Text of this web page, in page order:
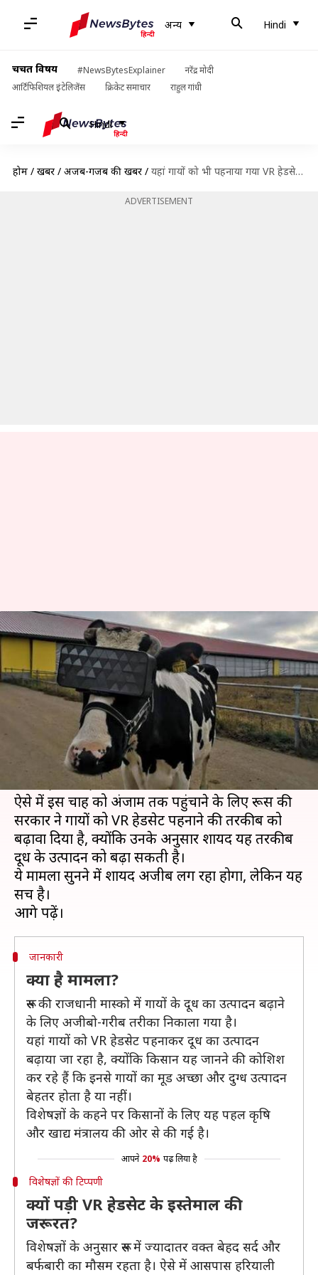
अन्य Hindi
चर्चित विषय #NewsBytesExplainer
नरेंद्र मोदी
आर्टिफिशियल इंटेलिजेंस
क्रिकेट समाचार राहुल गांधी
Hindi
होम / खबरें / अजब-गजब की खबरें / यहां गायों को भी पहनाया गया VR हेडसेट, जानें क्या है वजह
ADVERTISEMENT
यहां गायों को भी पहनाया गया VR
हेडसेट, जानें क्या है वजह
लेखन अंजली Nov 28, 2019 09:45 pm
दुनिया में कई किसान ऐसे हैं, जो गायों को पालकर उनकी
देखभाल करते हैं व बदले में उनसे अच्छे दूध के उत्पादन
की चाह रखते हैं।
ऐसे में इस चाह को अंजाम तक पहुंचाने के लिए रूस की
सरकार ने गायों को VR हेडसेट पहनाने की तरकीब को
बढ़ावा दिया है, क्योंकि उनके अनुसार शायद यह तरकीब
दूध के उत्पादन को बढ़ा सकती है।
ये मामला सुनने में शायद अजीब लग रहा होगा, लेकिन यह
सच है।
जानकारी
क्या है मामला?
रूस की राजधानी मास्को में गायों के दूध का उत्पादन बढ़ाने
के लिए अजीबो-गरीब तरीका निकाला गया है।
यहां गायों को VR हेडसेट पहनाकर दूध का उत्पादन
बढ़ाया जा रहा है, क्योंकि किसान यह जानने की कोशिश
कर रहे हैं कि इनसे गायों का मूड अच्छा और दुग्ध उत्पादन
बेहतर होता है या नहीं।
विशेषज्ञों के कहने पर किसानों के लिए यह पहल कृषि
और खाद्य मंत्रालय की ओर से की गई है।
आपने 20% पढ़ लिया है
विशेषज्ञों की टिप्पणी
क्यों पड़ी VR हेडसेट के इस्तेमाल की
जरूरत?
विशेषज्ञों के अनुसार रूस में ज्यादातर वक्त बेहद सर्द और
बर्फबारी का मौसम रहता है। ऐसे में आसपास हरियाली